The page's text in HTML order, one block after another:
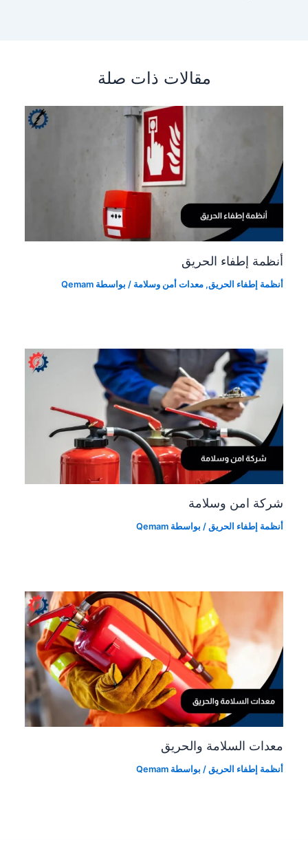
مقالات ذات صلة
أنظمة إطفاء الحريق
أنظمة إطفاء الحريق,معدات أمن وسلامة / بواسطة Qemam
شركة امن وسلامة
أنظمة إطفاء الحريق / بواسطة Qemam
معدات السلامة والحريق
أنظمة إطفاء الحريق / بواسطة Qemam